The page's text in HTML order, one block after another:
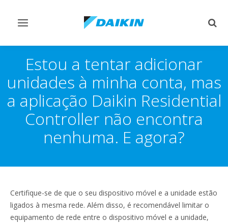
Comutar
Estou a tentar adicionar
unidades à minha conta, mas
a aplicação Daikin Residential
Controller não encontra
nenhuma. E agora?
Certifique-se de que o seu dispositivo móvel e a unidade estão
ligados à mesma rede. Além disso, é recomendável limitar o
equipamento de rede entre o dispositivo móvel e a unidade,